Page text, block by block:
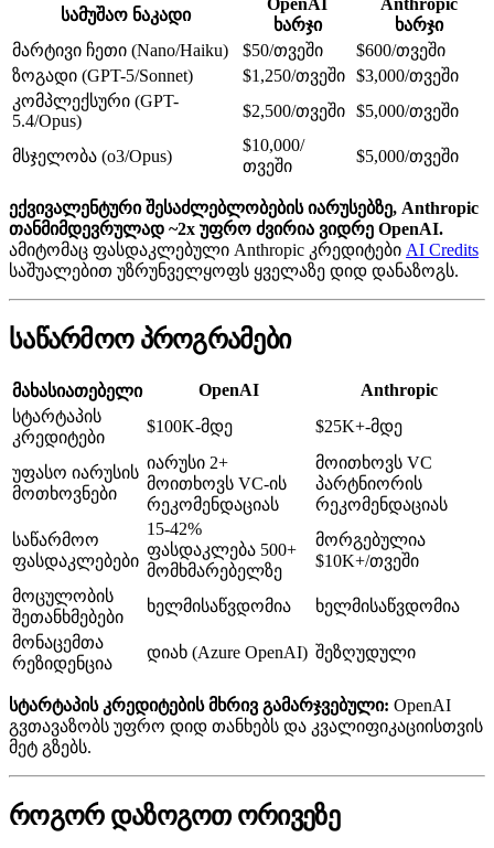
სამუშაო ნაკადი
OpenAI
ხარჯი
Anthropic
ხარჯი
მარტივი ჩეთი (Nano/Haiku)
$50/თვეში
$600/თვეში
ზოგადი (GPT-5/Sonnet)
$1,250/თვეში $3,000/თვეში
კომპლექსური (GPT-
5.4/Opus)
$2,500/თვეში $5,000/თვეში
მსჯელობა (o3/Opus)
$10,000/
თვეში
$5,000/თვეში
ექვივალენტური შესაძლებლობების იარუსებზე, Anthropic
თანმიმდევრულად ~2x უფრო ძვირია ვიდრე OpenAI.
ამიტომაც ფასდაკლებული Anthropic კრედიტები AI Credits
საშუალებით უზრუნველყოფს ყველაზე დიდ დანაზოგს.
საწარმოო პროგრამები
მახასიათებელი OpenAI
Anthropic
სტარტაპის
კრედიტები
$100K-მდე $25K+-მდე
უფასო იარუსის
მოთხოვნები
იარუსი 2+
მოითხოვს VC-ის
რეკომენდაციას
მოითხოვს VC
პარტნიორის
რეკომენდაციას
საწარმოო
ფასდაკლებები
15-42%
ფასდაკლება 500+
მომხმარებელზე
მორგებულია
$10K+/თვეში
მოცულობის
შეთანხმებები
ხელმისაწვდომია
ხელმისაწვდომია
მონაცემთა
რეზიდენცია
დიახ (Azure OpenAI) შეზღუდული
სტარტაპის კრედიტების მხრივ გამარჯვებული: OpenAI
გვთავაზობს უფრო დიდ თანხებს და კვალიფიკაციისთვის
მეტ გზებს.
როგორ დაზოგოთ ორივეზე